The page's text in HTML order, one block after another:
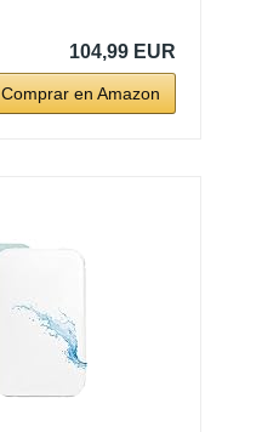
104,99 EUR
Comprar en Amazon